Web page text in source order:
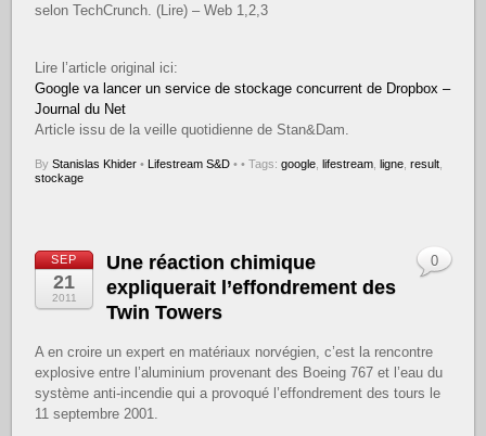
selon TechCrunch. (Lire) – Web 1,2,3
Lire l’article original ici:
Google va lancer un service de stockage concurrent de Dropbox –
Journal du Net
Article issu de la veille quotidienne de Stan&Dam.
ByStanislas Khider • Lifestream S&D • • Tags:google ,lifestream ,ligne ,result
stockage
SEP
21
2011
Une réaction chimique
expliquerait l’effondrement des
Twin Towers
A en croire un expert en matériaux norvégien, c’est la rencontre
explosive entre l’aluminium provenant des Boeing 767 et l’eau du
système anti-incendie qui a provoqué l’effondrement des tours le
11 septembre 2001.
0